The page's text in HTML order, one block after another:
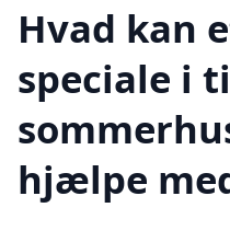
Hvad kan
speciale i
hjælpe